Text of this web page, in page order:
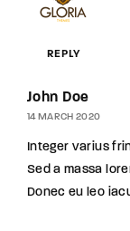
REPLY
John Doe
14 MARCH 2020
Integer varius
Sed a massa
Donec eu leo